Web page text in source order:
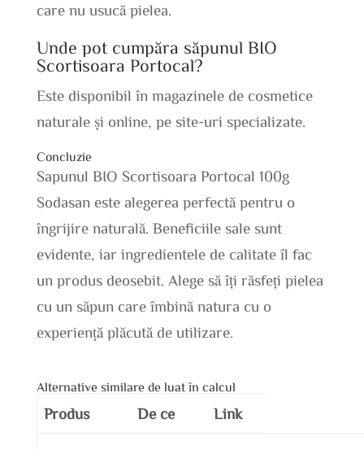
care nu usucă pielea.
Unde pot cumpăra săpunul BIO
Scortisoara Portocal?
Este disponibil în magazinele de cosmetice
naturale și online, pe site-uri specializate.
Concluzie
Sapunul BIO Scortisoara Portocal 100g
Sodasan este alegerea perfectă pentru o
îngrijire naturală. Beneficiile sale sunt
evidente, iar ingredientele de calitate îl fac
un produs deosebit. Alege să îți răsfeți pielea
cu un săpun care îmbină natura cu o
experiență plăcută de utilizare.
Alternative similare de luat în calcul
Produs De ce Link